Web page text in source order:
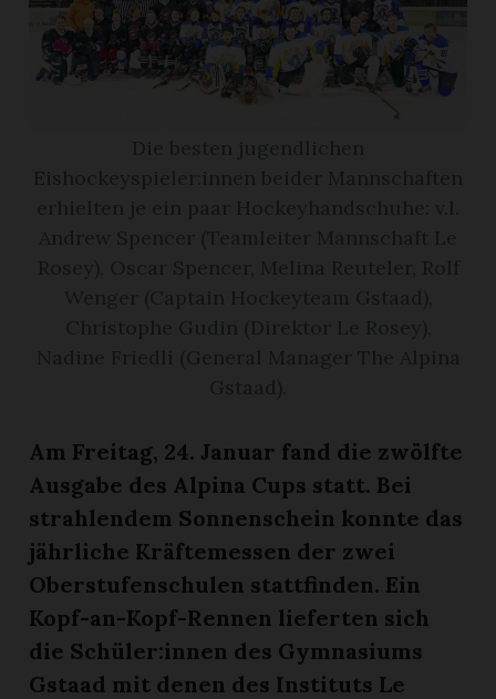
Am Freitag, 24. Januar fand die zwölfte
Ausgabe des Alpina Cups statt. Bei
strahlendem Sonnenschein konnte das
jährliche Kräftemessen der zwei
Oberstufenschulen stattfinden. Ein
Kopf-an-Kopf-Rennen lieferten sich
die Schüler:innen des Gymnasiums
Gstaad mit denen des Instituts Le